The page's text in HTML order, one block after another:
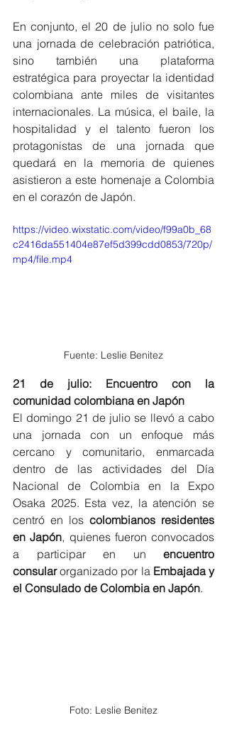
En conjunto, el 20 de julio no solo fue
una jornada de celebración patriótica,
sino también una plataforma
estratégica para proyectar la identidad
colombiana ante miles de visitantes
internacionales. La música, el baile, la
hospitalidad y el talento fueron los
protagonistas de una jornada que
quedará en la memoria de quienes
asistieron a este homenaje a Colombia
en el corazón de Japón.
https://video.wixstatic.com/video/f99a0b_68
c2416da551404e87ef5d399cdd0853/720p/
mp4/file.mp4
Fuente: Leslie Benitez
21 de julio: Encuentro con la
comunidad colombiana en Japón
El domingo 21 de julio se llevó a cabo
una jornada con un enfoque más
cercano y comunitario, enmarcada
dentro de las actividades del Día
Nacional de Colombia en la Expo
Osaka 2025. Esta vez, la atención se
centró en los colombianos residentes
en Japón, quienes fueron convocados
a participar en un encuentro
consular organizado por la Embajada y
el Consulado de Colombia en Japón.
Foto: Leslie Benitez